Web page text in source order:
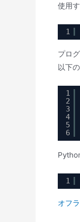
使用
1
プロ
以下
1
2
3
4
5
6
1
オフ